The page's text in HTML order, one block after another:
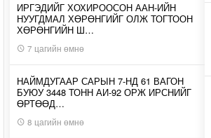
ИРГЭДИЙГ ХОХИРООСОН ААН-ИЙН
НУУГДМАЛ ХӨРӨНГИЙГ ОЛЖ ТОГТООН
ХӨРӨНГИЙН Ш…
7 цагийн өмнө
НАЙМДУГААР САРЫН 7-НД 61 ВАГОН
БУЮУ 3448 ТОНН АИ-92 ОРЖ ИРСНИЙГ
ӨРТӨӨД…
8 цагийн өмнө